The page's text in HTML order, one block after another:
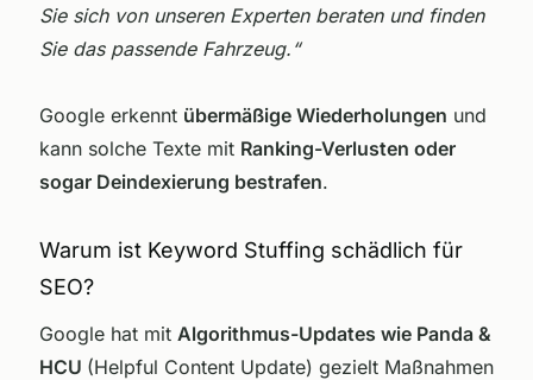
Sie sich von unseren Experten beraten und finden
Sie das passende Fahrzeug.“
Google erkennt übermäßige Wiederholungen und
kann solche Texte mit Ranking-Verlusten oder
sogar Deindexierung bestrafen.
Warum ist Keyword Stuffing schädlich für
SEO?
Google hat mit Algorithmus-Updates wie Panda &
HCU (Helpful Content Update) gezielt Maßnahmen